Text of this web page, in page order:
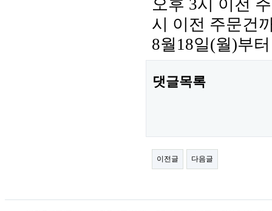
오후 3시 이전
시 이전 주문건
8월18일(월)부
댓글목록
이전글 다음글